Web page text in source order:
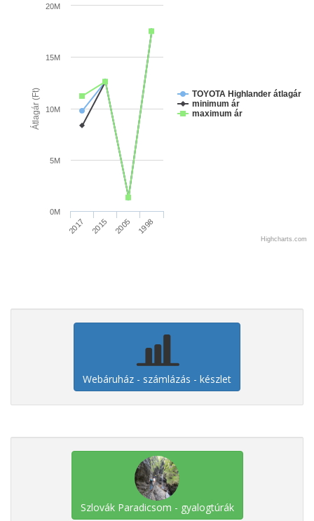
Átlagár (Ft)
TOYOTA Highlander átlagár
minimum ár
maximum ár
2017 2015 2005 1998
0M
5M
10M
15M
20M
Highcharts.com
Webáruház - számlázás - készlet
Szlovák Paradicsom - gyalogtúrák